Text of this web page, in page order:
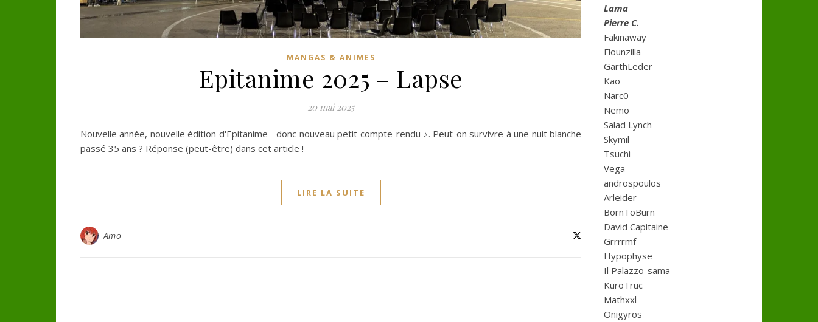
MANGAS & ANIMES
Epitanime 2025 – Lapse
20 mai 2025
Nouvelle année, nouvelle édition d'Epitanime - donc nouveau petit compte-rendu ♪. Peut-on survivre à une nuit blanche
passé 35 ans ? Réponse (peut-être) dans cet article !
LIRE LA SUITE
Amo
Lama
Pierre C.
Fakinaway
Flounzilla
GarthLeder
Kao
Narc0
Nemo
Salad Lynch
Skymil
Tsuchi
Vega
androspoulos
Arleider
BornToBurn
David Capitaine
Grrrrmf
Hypophyse
Il Palazzo-sama
KuroTruc
Mathxxl
Onigyros